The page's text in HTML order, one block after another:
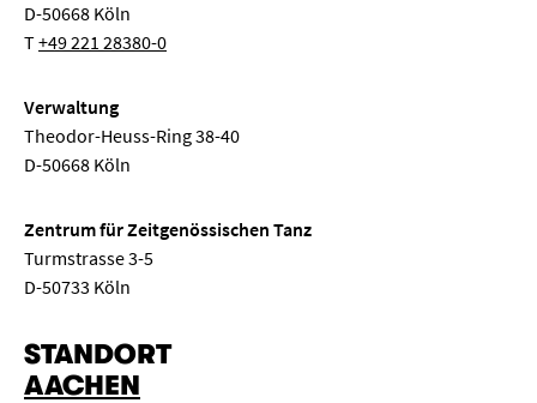
D-50668 Köln
T+49 221 28380-0
Verwaltung
Theodor-Heuss-Ring 38-40
D-50668 Köln
Zentrum für Zeitgenössischen Tanz
Turmstrasse 3-5
D-50733 Köln
STANDORT
AACHEN